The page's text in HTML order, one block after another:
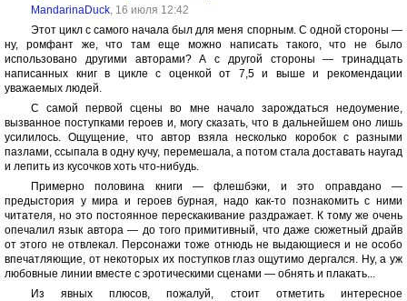
MandarinaDuck, 16 июля 12:42
Этот цикл с самого начала был для меня спорным. С одной стороны —
ну, ромфант же, что там еще можно написать такого, что не было
использовано другими авторами? А с другой стороны — тринадцать
написанных книг в цикле с оценкой от 7,5 и выше и рекомендации
уважаемых людей.
С самой первой сцены во мне начало зарождаться недоумение,
вызванное поступками героев и, могу сказать, что в дальнейшем оно лишь
усилилось. Ощущение, что автор взяла несколько коробок с разными
пазлами, ссыпала в одну кучу, перемешала, а потом стала доставать наугад
и лепить из кусочков хоть что-нибудь.
Примерно половина книги — флешбэки, и это оправдано —
предыстория у мира и героев бурная, надо как-то познакомить с ними
читателя, но это постоянное перескакивание раздражает. К тому же очень
опечалил язык автора — до того примитивный, что даже сюжетный драйв
от этого не отвлекал. Персонажи тоже отнюдь не выдающиеся и не особо
впечатляющие, от некоторых их поступков глаз ощутимо дергался. Ну, а уж
любовные линии вместе с эротическими сценами — обнять и плакать...
Из явных плюсов, пожалуй, стоит отметить интересное